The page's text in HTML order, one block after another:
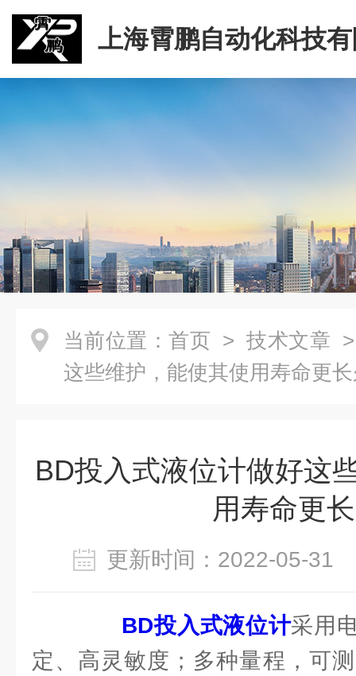
上海霄鹏自动化科技
当前位置： 首页 > 技术文章
这些维护，能使其使用寿命更
BD投入式液位计做好这
用寿命更
更新时间：2022-05-
BD投入式液位计采用
定、高灵敏度；多种量程，可